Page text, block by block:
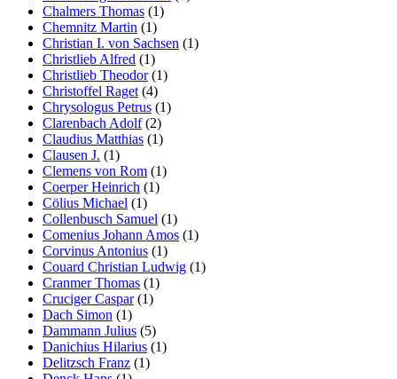
Chalmers Thomas (1)
Chemnitz Martin (1)
Christian I. von Sachsen (1)
Christlieb Alfred (1)
Christlieb Theodor(1)
Christoffel Raget (4)
Chrysologus Petrus (1)
Clarenbach Adolf(2)
Claudius Matthias (1)
Clausen J. (1)
Clemens von Rom (1)
Coerper Heinrich (1)
Cölius Michael (1)
Collenbusch Samuel (1)
Comenius Johann Amos (1)
Corvinus Antonius (1)
Couard Christian Ludwig (1)
Cranmer Thomas (1)
Cruciger Caspar(1)
Dach Simon (1)
Dammann Julius (5)
Danichius Hilarius (1)
Delitzsch Franz (1)